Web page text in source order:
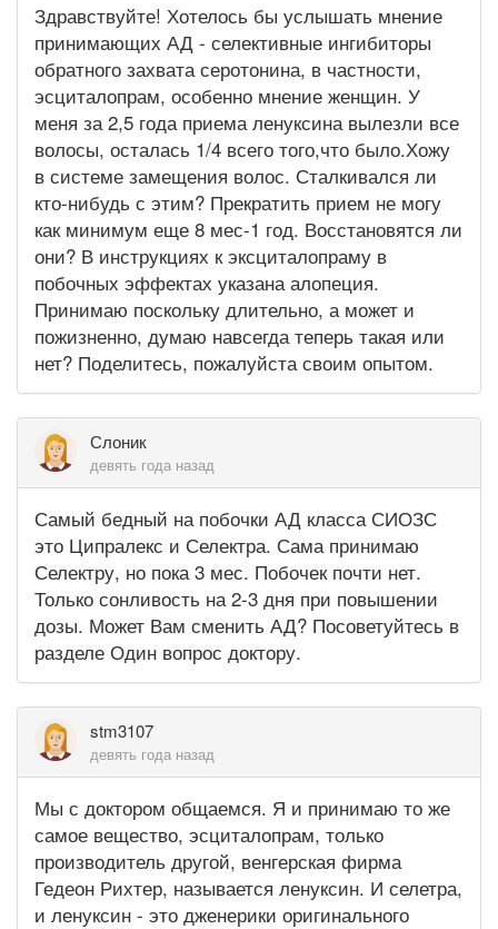
Здравствуйте! Хотелось бы услышать мнение
принимающих АД - селективные ингибиторы
обратного захвата серотонина, в частности,
эсциталопрам, особенно мнение женщин. У
меня за 2,5 года приема ленуксина вылезли все
волосы, осталась 1/4 всего того,что было.Хожу
в системе замещения волос. Сталкивался ли
кто-нибудь с этим? Прекратить прием не могу
как минимум еще 8 мес-1 год. Восстановятся ли
они? В инструкциях к эксциталопраму в
побочных эффектах указана алопеция.
Принимаю поскольку длительно, а может и
пожизненно, думаю навсегда теперь такая или
нет? Поделитесь, пожалуйста своим опытом.
Слоник
девять года назад
Самый бедный на побочки АД класса СИОЗС
это Ципралекс и Селектра. Сама принимаю
Селектру, но пока 3 мес. Побочек почти нет.
Только сонливость на 2-3 дня при повышении
дозы. Может Вам сменить АД? Посоветуйтесь в
разделе Один вопрос доктору.
stm3107
девять года назад
Мы с доктором общаемся. Я и принимаю то же
самое вещество, эсциталопрам, только
производитель другой, венгерская фирма
Гедеон Рихтер, называется ленуксин. И селетра,
и ленуксин - это дженерики оригинального